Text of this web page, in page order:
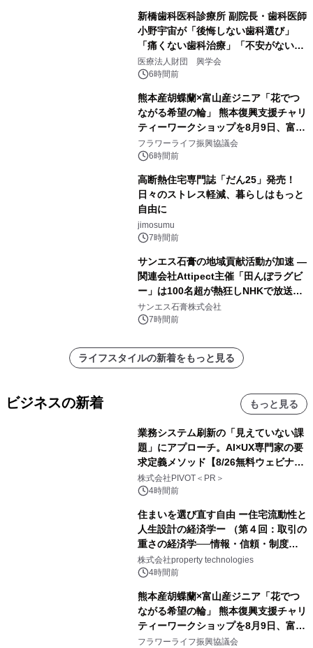
新橋歯科医科診療所 副院長・歯科医師
小野宇宙が「後悔しない歯科選び」
「痛くない歯科治療」「不安がない治
療計画」をテーマに専門監修
医療法人財団 興学会
6時間前
熊本産胡蝶蘭×富山産ジニア「花でつ
ながる希望の輪」 熊本復興支援チャリ
ティーワークショップを8月9日、富
山・射水で開催
フラワーライフ振興協議会
6時間前
高断熱住宅専門誌「だん25」発売！
日々のストレス軽減、暮らしはもっと
自由に
jimosumu
7時間前
サンエス石膏の地域貢献活動が加速 ―
関連会社Attipect主催「田んぼラグビ
ー」は100名超が熱狂しNHKで放送さ
れました。
サンエス石膏株式会社
7時間前
ライフスタイルの新着をもっと見る
ビジネスの新着 もっと見る
業務システム刷新の「見えていない課
題」にアプローチ。AI×UX専門家の要
求定義メソッド【8/26無料ウェビナ
ー】株式会社PIVOT
株式会社PIVOT＜PR＞
4時間前
住まいを選び直す自由 ー住宅流動性と
人生設計の経済学ー （第４回：取引の
重さの経済学──情報・信頼・制度を
PropTechはどう組み替えるか）｜
PropTech-Lab
株式会社property technologies
4時間前
熊本産胡蝶蘭×富山産ジニア「花でつ
ながる希望の輪」 熊本復興支援チャリ
ティーワークショップを8月9日、富
山・射水で開催
フラワーライフ振興協議会